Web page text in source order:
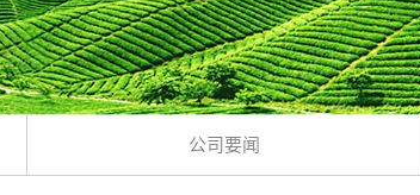
公司要闻